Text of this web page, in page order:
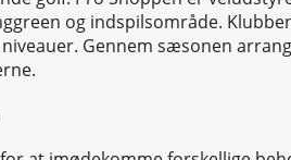
og indspilsområde.
Gennem sæsonen